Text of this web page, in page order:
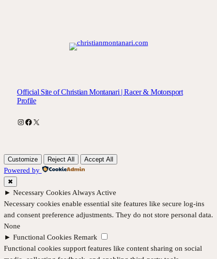
Official Site of Christian Montanari | Racer & Motorsport
Profile
Instagram
Facebook
X
Customize Reject All Accept All
Powered by
✖
► Necessary CookiesAlways Active
Necessary cookies enable essential site features like secure log-ins
and consent preference adjustments. They do not store personal data.
None
► Functional Cookies Remark
Functional cookies support features like content sharing on social